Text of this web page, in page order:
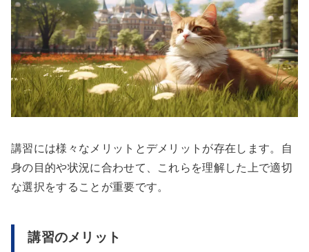
講習には様々なメリットとデメリットが存在します。自
身の目的や状況に合わせて、これらを理解した上で適切
な選択をすることが重要です。
講習のメリット